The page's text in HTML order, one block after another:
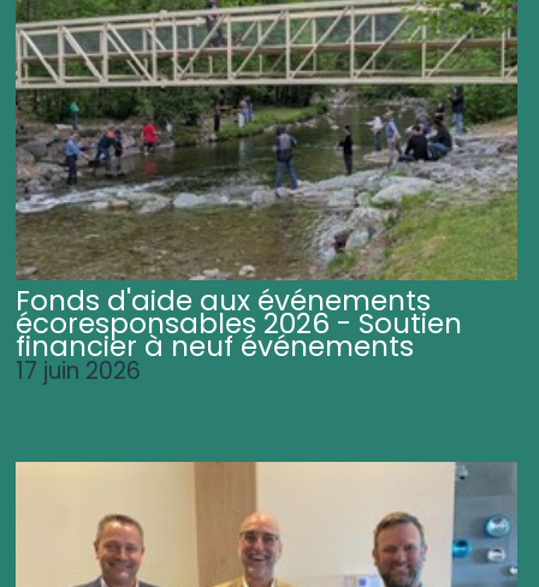
Fonds d'aide aux événements
écoresponsables 2026 - Soutien
financier à neuf événements
17 juin 2026